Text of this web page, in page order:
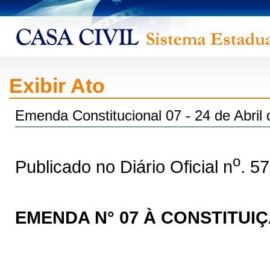
Exibir Ato
Emenda Constitucional 07 - 24 de Abril
Publicado no Diário Oficial no.
EMENDA N° 07 À